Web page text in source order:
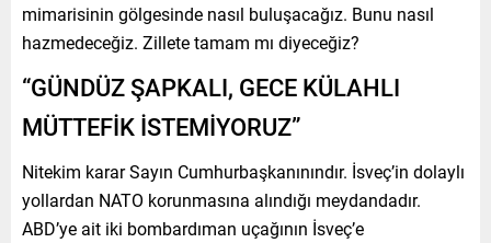
mimarisinin gölgesinde nasıl buluşacağız. Bunu nasıl
hazmedeceğiz. Zillete tamam mı diyeceğiz?
“GÜNDÜZ ŞAPKALI, GECE KÜLAHLI
MÜTTEFİK İSTEMİYORUZ”
Nitekim karar Sayın Cumhurbaşkanınındır. İsveç’in dolaylı
yollardan NATO korunmasına alındığı meydandadır.
ABD’ye ait iki bombardıman uçağının İsveç’e